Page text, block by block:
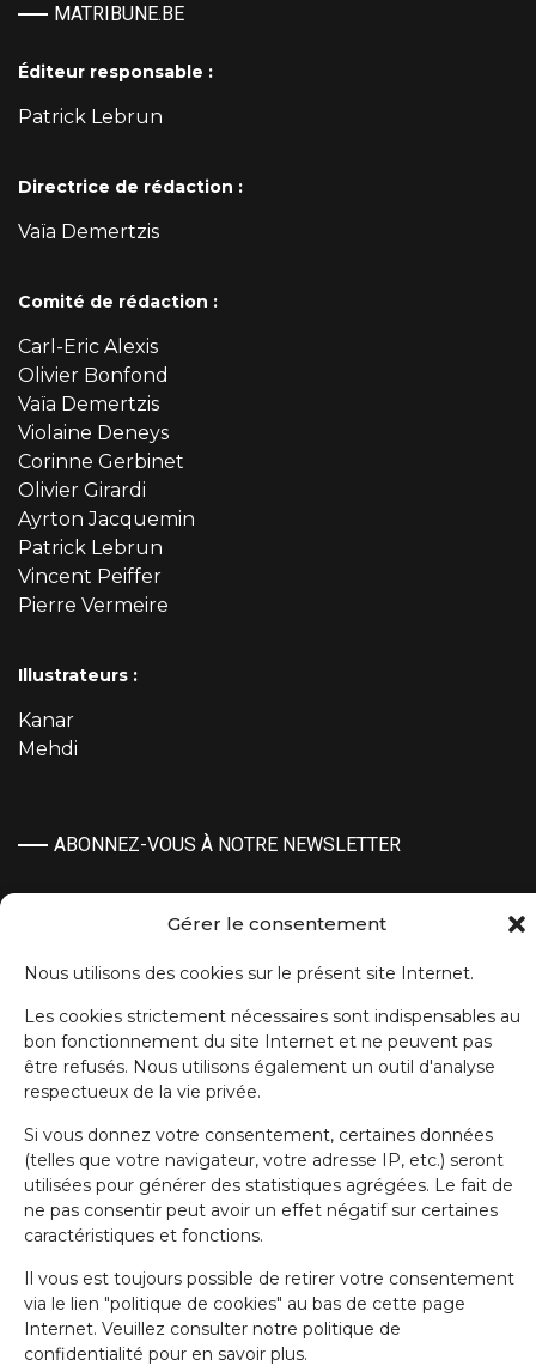
Gérer le consentement
Nous utilisons des cookies sur le présent site Internet.
Les cookies strictement nécessaires sont indispensables au
bon fonctionnement du site Internet et ne peuvent pas
être refusés. Nous utilisons également un outil d'analyse
respectueux de la vie privée.
Si vous donnez votre consentement, certaines données
(telles que votre navigateur, votre adresse IP, etc.) seront
utilisées pour générer des statistiques agrégées. Le fait de
ne pas consentir peut avoir un effet négatif sur certaines
caractéristiques et fonctions.
Il vous est toujours possible de retirer votre consentement
via le lien "politique de cookies" au bas de cette page
Internet. Veuillez consulter notre politique de
confidentialité pour en savoir plus.
MATRIBUNE.BE
Éditeur responsable :
Patrick Lebrun
Directrice de rédaction :
Vaïa Demertzis
Comité de rédaction :
Carl-Eric Alexis
Olivier Bonfond
Vaïa Demertzis
Violaine Deneys
Corinne Gerbinet
Olivier Girardi
Ayrton Jacquemin
Patrick Lebrun
Vincent Peiffer
Pierre Vermeire
Illustrateurs :
Kanar
Mehdi
ABONNEZ-VOUS À NOTRE NEWSLETTER
Nom de famille
E-mail
J'accepte la politique de confidentialité.
IRW-CGSP 2024 / Responsable: Patrick Lebrun, Rue de Namur 47 –
5000 BEEZ / Webmaster :Olivier Girardi